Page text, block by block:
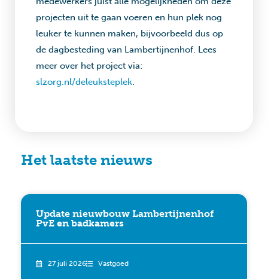
projecten uit te gaan voeren en hun plek nog
leuker te kunnen maken, bijvoorbeeld dus op
de dagbesteding van Lambertijnenhof. Lees
meer over het project via:
slzorg.nl/deleuksteplek.
Het laatste nieuws
Update nieuwbouw Lambertijnenhof
PvE en badkamers
27 juli 2026 Vastgoed